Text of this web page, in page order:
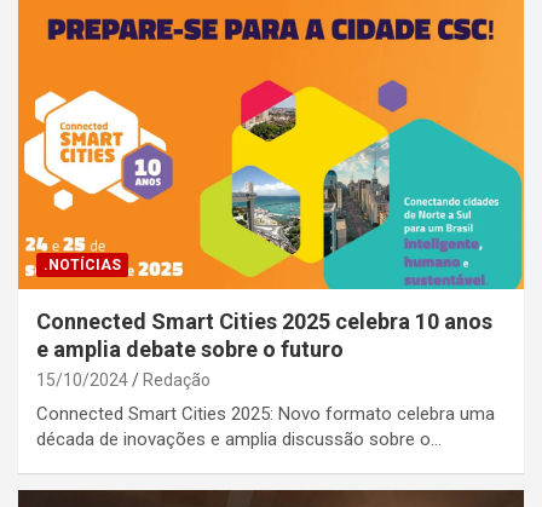
.NOTÍCIAS
Connected Smart Cities 2025 celebra 10 anos
e amplia debate sobre o futuro
15/10/2024 Redação
Connected Smart Cities 2025: Novo formato celebra uma
década de inovações e amplia discussão sobre o…